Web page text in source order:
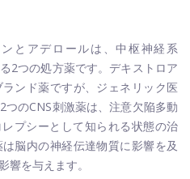
とアデロールは、中枢神経系
2つの処方薬です。デキストロア
ンド薬ですが、ジェネリック医
のCNS刺激薬は、注意欠陥多動
プシーとして知られる状態の治
脳内の神経伝達物質に影響を及
響を与えます。